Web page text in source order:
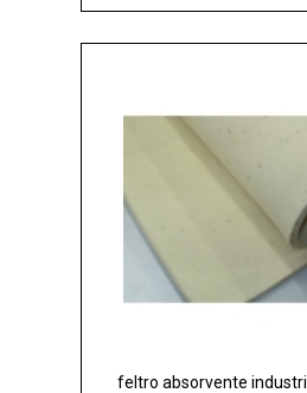
feltro absorvente